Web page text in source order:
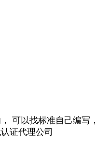
可以找标准自己编写，
证代理公司